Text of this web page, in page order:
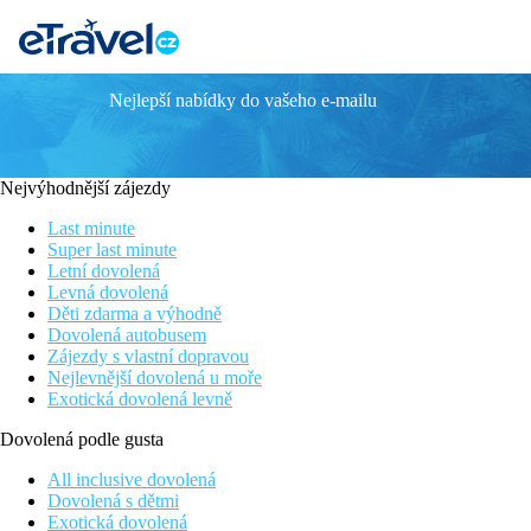
Novinka v nabídce
Přímo u pláže
2,5 m od centra letoviska Lardos
Skvělý poměr ceny a kvality
Poloha
V jižní části Rhodosu, 2,5 km od centar tradičního řeckého
Vybavení
Moderní renvovaný hotel (2018/2019). Vstupní hala s recepcí,
Pokoje
Dvoulůžkový pokoj:koupelna/WC (vysoušeč vlasů), TV/sat.,
Ostatní typy pokojů (pokud není uvedeno jinak, mají pokoje
Nejlepší nabídky do vašeho e-mailu
Nejvýhodnější zájezdy
Last minute
Super last minute
Letní dovolená
Levná dovolená
Děti zdarma a výhodně
Dovolená autobusem
Zájezdy s vlastní dopravou
Nejlevnější dovolená u moře
Exotická dovolená levně
Dovolená podle gusta
All inclusive dovolená
Dovolená s dětmi
Exotická dovolená